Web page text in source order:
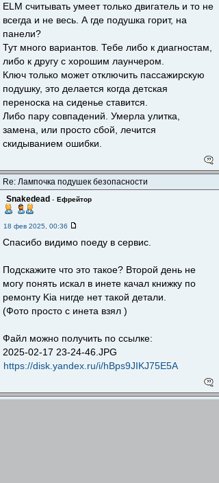
ELM считывать умеет только двигатель и то не
всегда и не весь. А где подушка горит, на
панели?
Тут много вариантов. Тебе либо к диагностам,
либо к другу с хорошим лаунчером.
Ключ только может отключить пассажирскую
подушку, это делается когда детская
переноска на сиденье ставится.
Либо пару совпадений. Умерла улитка,
замена, или просто сбой, лечится
скидыванием ошибки.
Re: Лампочка подушек безопасности
Snakedead - Ефрейтор
18 фев 2025, 00:36
Спасибо видимо поеду в сервис.
Подскажите что это такое? Второй день не
могу понять искал в инете качал книжку по
ремонту Kia нигде нет такой детали.
(Фото просто с инета взял )
Файл можно получить по ссылке:
2025-02-17 23-24-46.JPG
https://disk.yandex.ru/i/hBps9JIKJ75E5A